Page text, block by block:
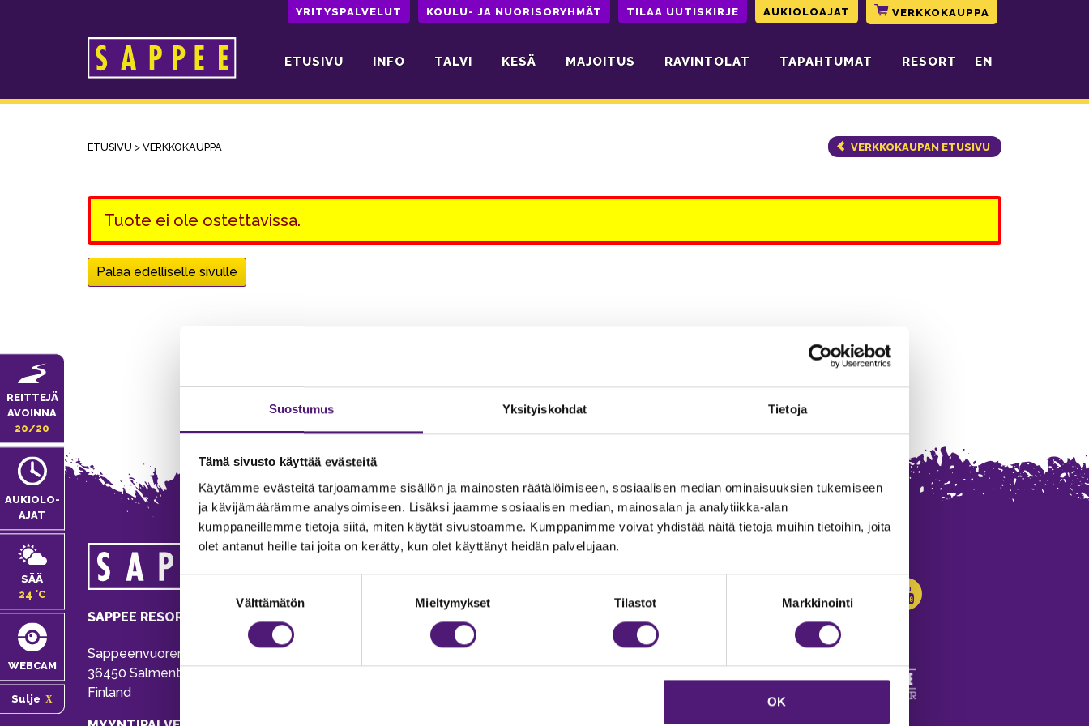
Suostumus Yksityiskohdat Tietoja
Tämä sivusto käyttää evästeitä
Käytämme evästeitä tarjoamamme sisällön ja mainosten räätälöimiseen, sosiaalisen median ominaisuuksien tukemiseen
ja kävijämäärämme analysoimiseen. Lisäksi jaamme sosiaalisen median, mainosalan ja analytiikka-alan
kumppaneillemme tietoja siitä, miten käytät sivustoamme. Kumppanimme voivat yhdistää näitä tietoja muihin tietoihin, joita
olet antanut heille tai joita on kerätty, kun olet käyttänyt heidän palvelujaan.
Välttämätön Mieltymykset Tilastot Markkinointi
OK
YRITYSPALVELUT KOULU- JA NUORISORYHMÄT TILAA UUTISKIRJE AUKIOLOAJAT VERKKOKAUPPA
Päävalikko ETUSIVU INFO TALVI KESÄ MAJOITUS RAVINTOLAT TAPAHTUMAT RESORT EN
REITTEJÄ
AVOINNA
20/20
AUKIOLO­
AJAT
SÄÄ
24 °C
WEBCAM
Sulje
ETUSIVU > VERKKOKAUPPA VERKKOKAUPAN ETUSIVU
Tuote ei ole ostettavissa.
Palaa edelliselle sivulle
SAPPEE RESORT
Sappeenvuorentie 200
36450 Salmentaka, Pälkäne
Finland
MAJOITUS
020 755 9975
majoitus@sappee.fi
Vastuullisuus
Avoimet työpaikat
Anna palautetta
Evästeasetukset